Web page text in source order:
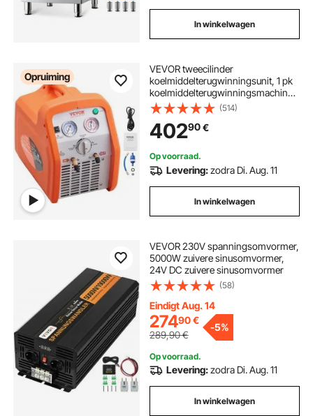
In winkelwagen
Opruiming
VEVOR tweecilinder
koelmiddelterugwinningsunit, 1 pk
koelmiddelterugwinningsmachine
220-240 V, 7,7 lbs/min
koelmiddelpompstation
(514)
40290€
Op voorraad.
Levering:zodra Di. Aug. 11
In winkelwagen
VEVOR 230V spanningsomvormer,
5000W zuivere sinusomvormer,
24V DC zuivere sinusomvormer
(58)
Eindigt Aug. 14
27490€
289,90€
-5%
Op voorraad.
Levering:zodra Di. Aug. 11
In winkelwagen